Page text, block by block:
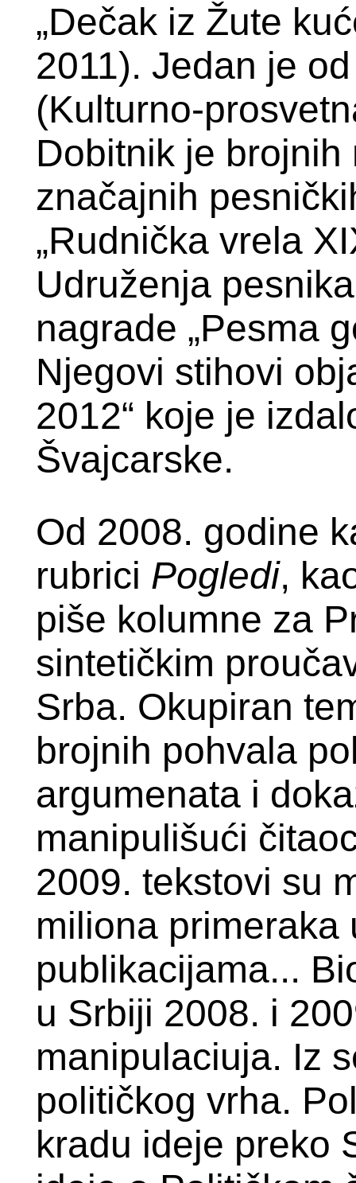
„Dečak iz Žute
2011). Jedan je
(Kulturno-
Dobitnik je
značajnih
„Rudnička vrela
Udruženja
nagrade „Pesma
Njegovi stihovi
2012“ koje je
Švajcarske.
Od 2008. godine
rubrici Pogledi,
piše kolumne za
sintetičkim
Srba. Okupiran
brojnih pohvala
argumenata i
manipulišući
2009. tekstovi su
miliona primeraka
publikacijama...
u Srbiji 2008. i
manipulaciuja. Iz
političkog vrha.
kradu ideje preko